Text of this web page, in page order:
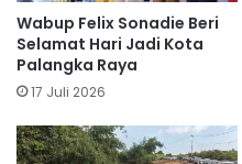
Wabup Felix Sonadie Beri
Selamat Hari Jadi Kota
Palangka Raya
17 Juli 2026